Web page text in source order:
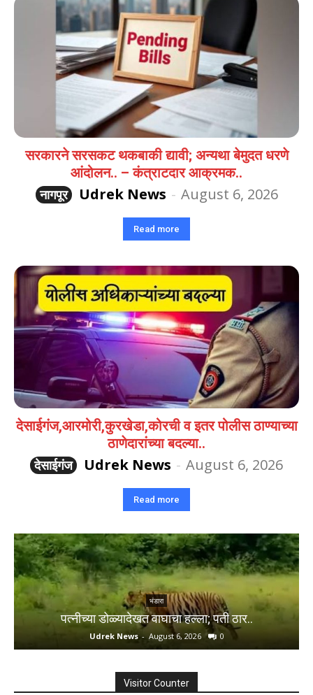
सरकारने सरसकट थकबाकी द्यावी; अन्यथा बेमुदत धरणे
आंदोलन.. – कंत्राटदार आक्रमक..
नागपूर
Udrek News - August 6, 2026
Read more
देसाईगंज,आरमोरी,कुरखेडा,कोरची व इतर पोलीस ठाण्याच्या
ठाणेदारांच्या बदल्या..
देसाईगंज
Udrek News - August 6, 2026
Read more
भंडारा
पत्नीच्या डोळ्यादेखत वाघाचा हल्ला; पती ठार..
Udrek News - August 6, 2026 0
Visitor Counter